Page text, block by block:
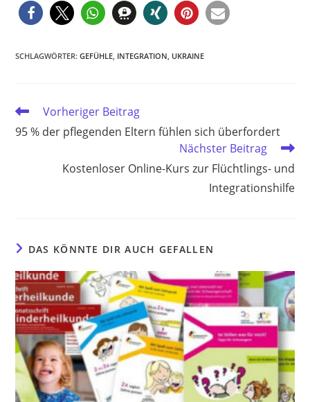
SCHLAGWÖRTER:GEFÜHLE INTEGRATION UKRAINE
Weitere
ansehen
Vorheriger Beitrag
95 % der pflegenden Eltern fühlen sich überfordert
Nächster Beitrag
Kostenloser Online-Kurs zur Flüchtlings- und
Integrationshilfe
DAS KÖNNTE DIR AUCH GEFALLEN